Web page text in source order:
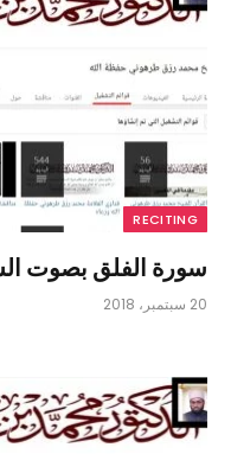
RECITING
سورة الفلق بصوت
20 سبتمبر، 2018